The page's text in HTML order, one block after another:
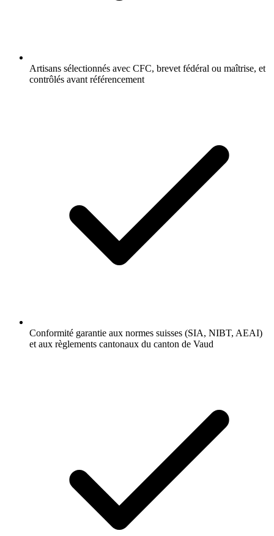
Artisans sélectionnés avec CFC, brevet fédéral ou maîtrise, et
contrôlés avant référencement
Conformité garantie aux normes suisses (SIA, NIBT, AEAI)
et aux règlements cantonaux du canton de Vaud